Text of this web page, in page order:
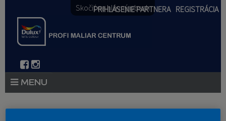
Skočiť na hlavný obsah
PRIHLÁSENIE PARTNERA REGISTRÁCIA